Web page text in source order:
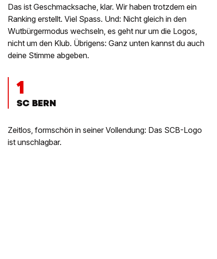
Das ist Geschmacksache, klar. Wir haben trotzdem ein
Ranking erstellt. Viel Spass. Und: Nicht gleich in den
Wutbürgermodus wechseln, es geht nur um die Logos,
nicht um den Klub. Übrigens: Ganz unten kannst du auch
deine Stimme abgeben.
1
SC BERN
Zeitlos, formschön in seiner Vollendung: Das SCB-Logo
ist unschlagbar.